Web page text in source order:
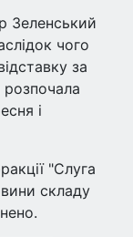
Зеленський
чого
за
і
"Слуга
складу